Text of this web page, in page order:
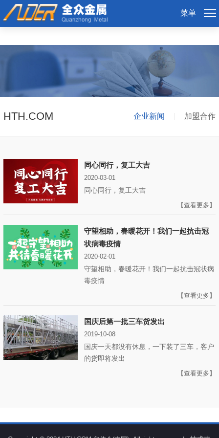
HTH.COM 菜单
HTH.COM 企业新闻 加盟合作
同心同行，复工大吉
2020-03-01
同心同行，复工大吉
【查看更多】
守望相助，春暖花开！我们一起抗击冠
状病毒疫情
2020-02-01
守望相助，春暖花开！我们一起抗击冠状病
毒疫情
【查看更多】
国庆后第一批三车货发出
2019-10-08
国庆一天都没有休息，一下装了三车，客户
的货即将发出
【查看更多】